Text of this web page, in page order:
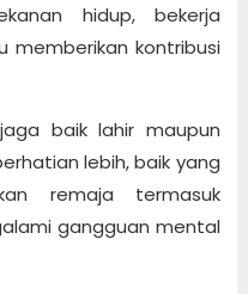
hidup, bekerja
memberikan kontribusi
baik lahir maupun
lebih, baik yang
remaja termasuk
gangguan mental